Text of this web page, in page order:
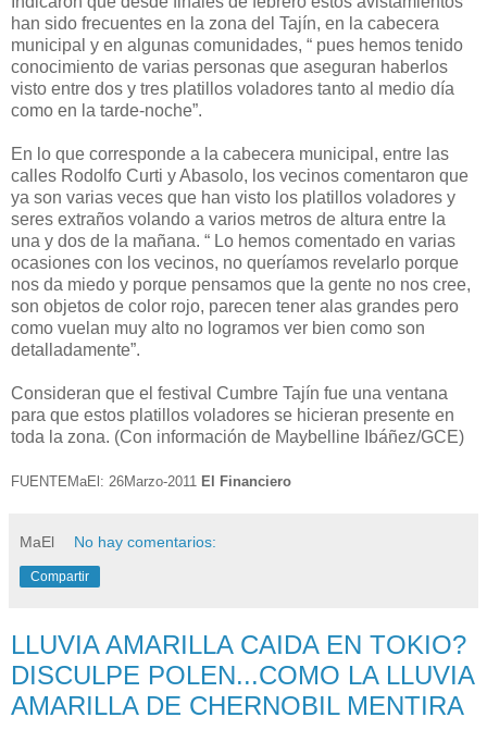
han sido frecuentes en la zona del Tajín, en la cabecera
municipal y en algunas comunidades, “ pues hemos tenido
conocimiento de varias personas que aseguran haberlos
visto entre dos y tres platillos voladores tanto al medio día
como en la tarde-noche”.
En lo que corresponde a la cabecera municipal, entre las
calles Rodolfo Curti y Abasolo, los vecinos comentaron que
ya son varias veces que han visto los platillos voladores y
seres extraños volando a varios metros de altura entre la
una y dos de la mañana. “ Lo hemos comentado en varias
ocasiones con los vecinos, no queríamos revelarlo porque
nos da miedo y porque pensamos que la gente no nos cree,
son objetos de color rojo, parecen tener alas grandes pero
como vuelan muy alto no logramos ver bien como son
detalladamente”.
Consideran que el festival Cumbre Tajín fue una ventana
para que estos platillos voladores se hicieran presente en
toda la zona. (Con información de Maybelline Ibáñez/GCE)
FUENTEMaEl: 26Marzo-2011 El Financiero
MaEl No hay comentarios:
Compartir
LLUVIA AMARILLA CAIDA EN TOKIO?
DISCULPE POLEN...COMO LA LLUVIA
AMARILLA DE CHERNOBIL MENTIRA